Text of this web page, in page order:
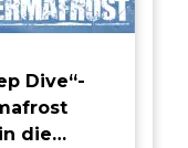
Dive“-
die